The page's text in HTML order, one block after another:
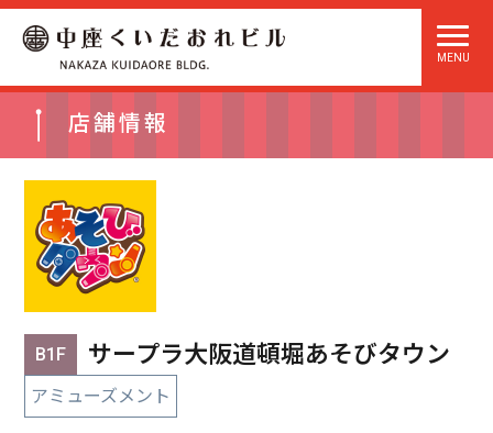
店舗情報
B1F サープラ大阪道頓堀あそびタウン
アミューズメント